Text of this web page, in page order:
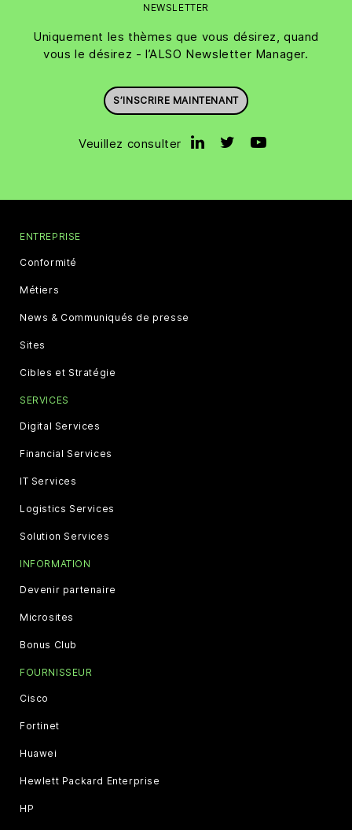
NEWSLETTER
Uniquement les thèmes que vous désirez, quand
vous le désirez - l’ALSO Newsletter Manager.
S’INSCRIRE MAINTENANT
Veuillez consulter
ENTREPRISE
Conformité
Métiers
News & Communiqués de presse
Sites
Cibles et Stratégie
SERVICES
Digital Services
Financial Services
IT Services
Logistics Services
Solution Services
INFORMATION
Devenir partenaire
Microsites
Bonus Club
FOURNISSEUR
Cisco
Fortinet
Huawei
Hewlett Packard Enterprise
HP